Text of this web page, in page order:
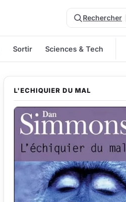
Rechercher
Sortir Sciences & Tech
L'ECHIQUIER DU MAL